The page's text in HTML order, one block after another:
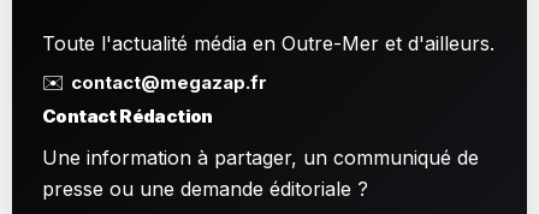
Toute l'actualité média en Outre-Mer et d'ailleurs.
✉️ contact@megazap.fr
Contact Rédaction
Une information à partager, un communiqué de
presse ou une demande éditoriale ?